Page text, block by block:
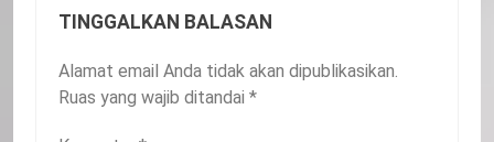
TINGGALKAN BALASAN
Alamat email Anda tidak akan dipublikasikan.
Ruas yang wajib ditandai *